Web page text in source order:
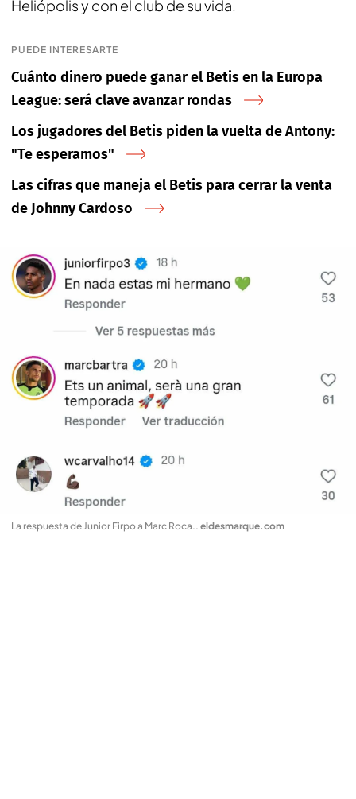
Heliópolis y con el club de su vida.
PUEDE INTERESARTE
Cuánto dinero puede ganar el Betis en la Europa
League: será clave avanzar rondas
Los jugadores del Betis piden la vuelta de Antony:
"Te esperamos"
Las cifras que maneja el Betis para cerrar la venta
de Johnny Cardoso
La respuesta de Junior Firpo a Marc Roca.. eldesmarque.com